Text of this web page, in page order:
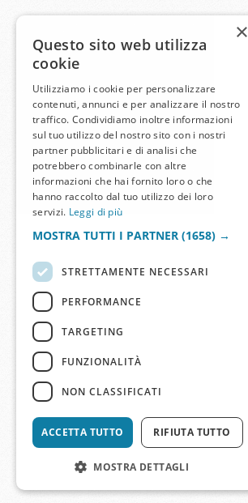
×
Questo sito web utilizza
cookie
Utilizziamo i cookie per personalizzare
contenuti, annunci e per analizzare il nostro
traffico. Condividiamo inoltre informazioni
sul tuo utilizzo del nostro sito con i nostri
partner pubblicitari e di analisi che
potrebbero combinarle con altre
informazioni che hai fornito loro o che
hanno raccolto dal tuo utilizzo dei loro
servizi. Leggi di più
MOSTRA TUTTI I PARTNER (1658) →
STRETTAMENTE NECESSARI
PERFORMANCE
TARGETING
FUNZIONALITÀ
NON CLASSIFICATI
ACCETTA TUTTO RIFIUTA TUTTO
MOSTRA DETTAGLI